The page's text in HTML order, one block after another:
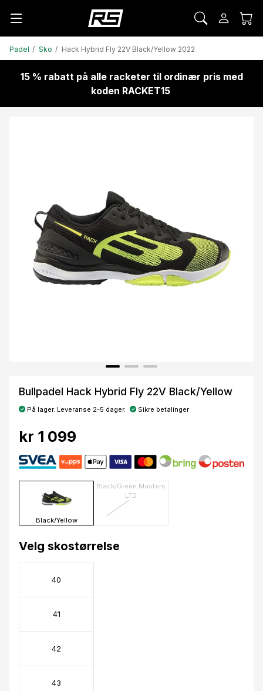
Padel Sko Hack Hybrid Fly 22V Black/Yellow 2022
15 % rabatt på alle racketer til ordinær pris med
koden RACKET15
Bullpadel Hack Hybrid Fly 22V Black/Yellow
På lager. Leveranse 2-5 dager. Sikre betalinger
kr 1 099
Black/Yellow
Black/Green Masters
LTD
Velg skostørrelse
40
41
42
43